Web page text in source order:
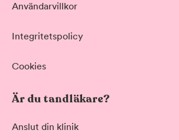
Användarvillkor
Integritetspolicy
Cookies
Är du tandläkare?
Anslut din klinik